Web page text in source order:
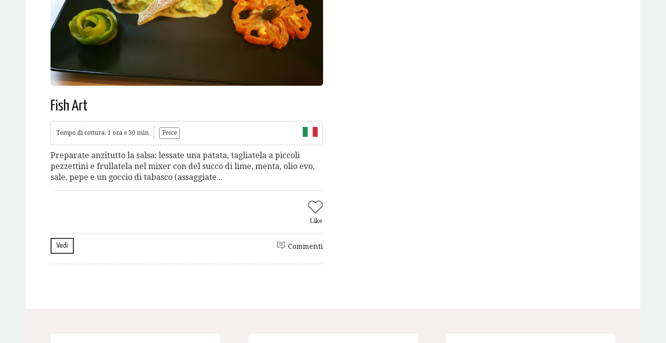
Fish Art
Tempo di cottura: 1 ora e 30 min Pesce
Preparate anzitutto la salsa: lessate una patata, tagliatela a piccoli
pezzettini e frullatela nel mixer con del succo di lime, menta, olio evo,
sale, pepe e un goccio di tabasco (assaggiate...
Like
Vedi Commenti